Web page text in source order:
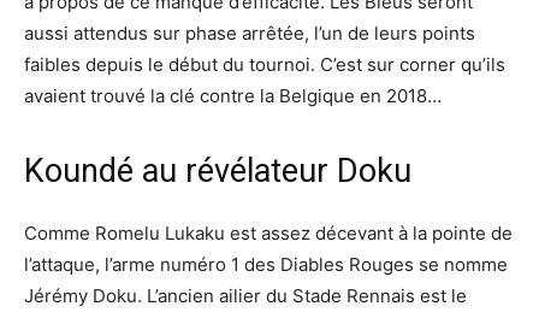
aussi attendus sur phase arrêtée, l’un de leurs points
faibles depuis le début du tournoi. C’est sur corner qu’ils
avaient trouvé la clé contre la Belgique en 2018…
Koundé au révélateur Doku
Comme Romelu Lukaku est assez décevant à la pointe de
l’attaque, l’arme numéro 1 des Diables Rouges se nomme
Jérémy Doku. L’ancien ailier du Stade Rennais est le